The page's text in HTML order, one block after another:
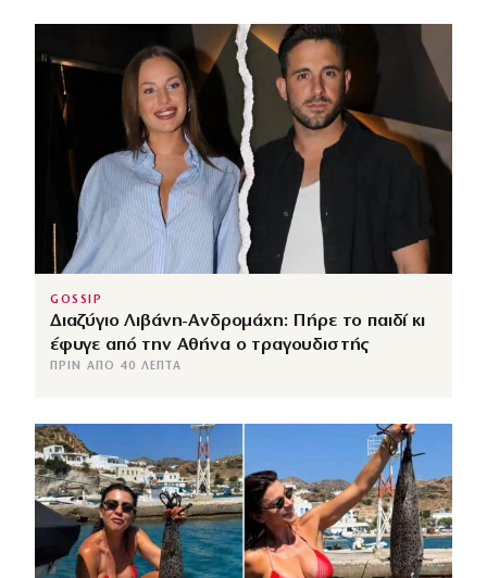
GOSSIP
Διαζύγιο Λιβάνη-Ανδρομάχη: Πήρε το παιδί κι
έφυγε από την Αθήνα ο τραγουδιστής
ΠΡΙΝ ΑΠΌ 40 ΛΕΠΤΆ